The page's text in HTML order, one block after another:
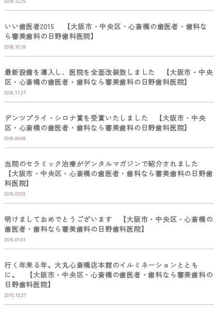
いい歯医者2015 【大阪市・中央区・心斎橋の歯医者・歯科な
ら審美歯科の日野歯科医院】
2018.10.18
最新設備を導入し、医院を全面改装致しました 【大阪市・中央
区・心斎橋の歯医者・歯科なら審美歯科の日野歯科医院】
2016.11.27
デンツプライ・シロナ賞を受賞いたしました 【大阪市・中央
区・心斎橋の歯医者・歯科なら審美歯科の日野歯科医院】
2016.09.08
当院のセラミック治療がデンタルマガジンで紹介されました
【大阪市・中央区・心斎橋の歯医者・歯科なら審美歯科の日野歯
科医院】
2016.07.03
明けましておめでとうございます 【大阪市・中央区・心斎橋の
歯医者・歯科なら審美歯科の日野歯科医院】
2016.01.01
行く年来る年。大丸心斎橋店本館のイルミネーションととも
に。 【大阪市・中央区・心斎橋の歯医者・歯科なら審美歯科の
日野歯科医院】
2015.12.27